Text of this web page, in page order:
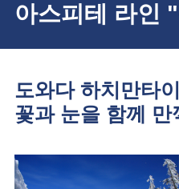
아스피테 라인
도와다 하치만타
꽃과 눈을 함께 만